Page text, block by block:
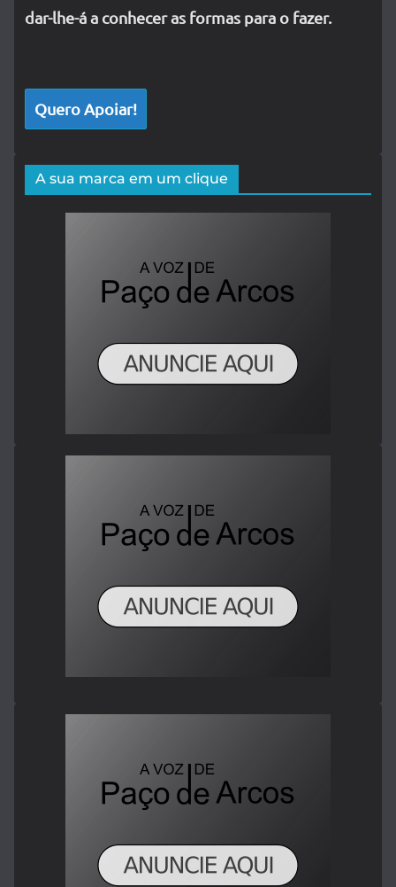
dar-lhe-á a conhecer as formas para o fazer.
Quero Apoiar!
A sua marca em um clique